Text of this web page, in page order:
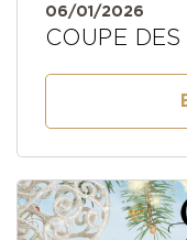
06/01/2026
COUPE